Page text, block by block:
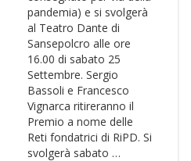
pandemia) e si svolgerà
al Teatro Dante di
Sansepolcro alle ore
16.00 di sabato 25
Settembre. Sergio
Bassoli e Francesco
Vignarca ritireranno il
Premio a nome delle
Reti fondatrici di RiPD. Si
svolgerà sabato …